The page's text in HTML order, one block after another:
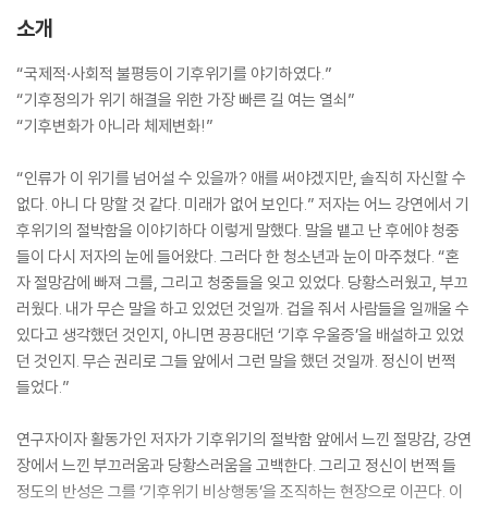
소개
“국제적·사회적 불평등이 기후위기를 야기하였다.”
“기후정의가 위기 해결을 위한 가장 빠른 길 여는 열쇠”
“기후변화가 아니라 체제변화!”
“인류가 이 위기를 넘어설 수 있을까? 애를 써야겠지만, 솔직히 자신할 수
없다. 아니 다 망할 것 같다. 미래가 없어 보인다.” 저자는 어느 강연에서 기
후위기의 절박함을 이야기하다 이렇게 말했다. 말을 뱉고 난 후에야 청중
들이 다시 저자의 눈에 들어왔다. 그러다 한 청소년과 눈이 마주쳤다. “혼
자 절망감에 빠져 그를, 그리고 청중들을 잊고 있었다. 당황스러웠고, 부끄
러웠다. 내가 무슨 말을 하고 있었던 것일까. 겁을 줘서 사람들을 일깨울 수
있다고 생각했던 것인지, 아니면 끙끙대던 ‘기후 우울증’을 배설하고 있었
던 것인지. 무슨 권리로 그들 앞에서 그런 말을 했던 것일까. 정신이 번쩍
들었다.”
연구자이자 활동가인 저자가 기후위기의 절박함 앞에서 느낀 절망감, 강연
장에서 느낀 부끄러움과 당황스러움을 고백한다. 그리고 정신이 번쩍 들
정도의 반성은 그를 ‘기후위기 비상행동’을 조직하는 현장으로 이끈다. 이